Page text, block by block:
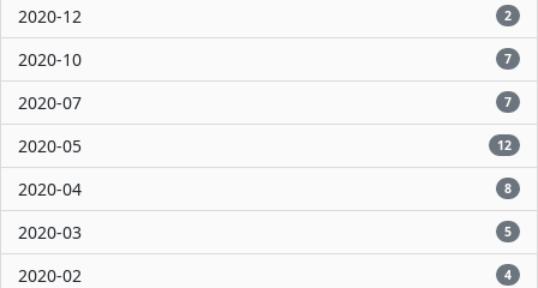
2020-12 2
2020-10 7
2020-07 7
2020-05 12
2020-04 8
2020-03 5
2020-02 4